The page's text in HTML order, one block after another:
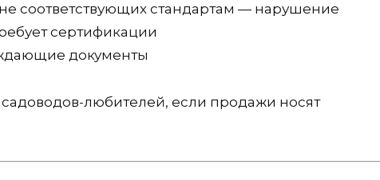
соответствующих стандартам — нарушение
сертификации
документы
любителей, если продажи носят